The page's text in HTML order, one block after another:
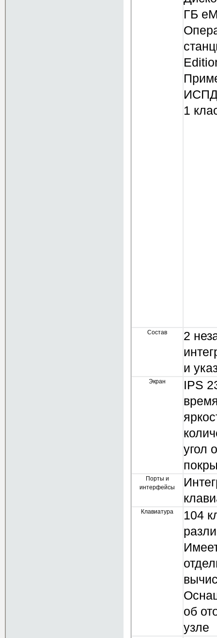
ГБ
1
Состав
2
и
Экран
IPS
угол
Порты и
интерфейсы
Клавиатура
104
об
узле